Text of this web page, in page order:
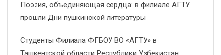
Поэзия, объединяющая сердца: в филиале АГТУ
прошли Дни пушкинской литературы
Студенты Филиала ФГБОУ ВО «АГТУ» в
Ташкентской области Республики Узбекистан